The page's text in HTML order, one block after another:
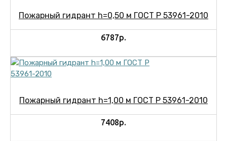
Пожарный гидрант h=0,50 м ГОСТ Р 53961-2010
6787р.
Пожарный гидрант h=1,00 м ГОСТ Р 53961-2010
7408р.